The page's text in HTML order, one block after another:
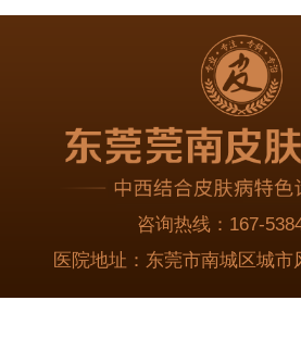
咨询热线： 167-
医院地址： 东莞市南城区城市